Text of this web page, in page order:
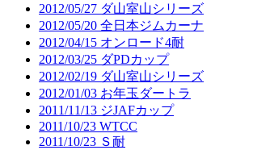
2012/05/27 ダ山室山シリーズ
2012/05/20 全日本ジムカーナ
2012/04/15 オンロード4耐
2012/03/25 ダPDカップ
2012/02/19 ダ山室山シリーズ
2012/01/03 お年玉ダートラ
2011/11/13 ジJAFカップ
2011/10/23 WTCC
2011/10/23 Ｓ耐